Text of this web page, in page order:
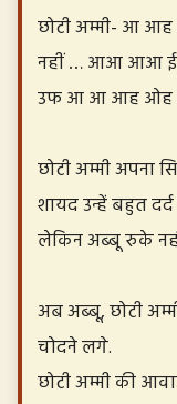
छोटी अम्मी- आ
नहीं … आआ आआ
उफ आ आ आह ओह
छोटी अम्मी अपना
शायद उन्हें बहुत दर्द
लेकिन अब्बू रुके
अब अब्बू, छोटी
चोदने लगे.
छोटी अम्मी की